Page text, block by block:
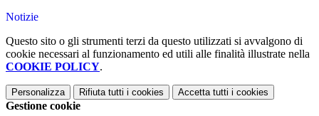
Notizie
Questo sito o gli strumenti terzi da questo utilizzati si avvalgono di
cookie necessari al funzionamento ed utili alle finalità illustrate nella
COOKIE POLICY.
Personalizza Rifiuta tutti i cookies Accetta tutti i cookies
Gestione cookie